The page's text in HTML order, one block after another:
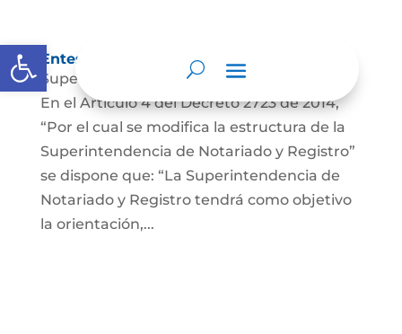
Abrir barra de herramientas
Entes y autoridades que lo vigilan
Superintendencia de Notariado y Registro
En el Artículo 4 del Decreto 2723 de 2014,
“Por el cual se modifica la estructura de la
Superintendencia de Notariado y Registro”
se dispone que: “La Superintendencia de
Notariado y Registro tendrá como objetivo
la orientación,...